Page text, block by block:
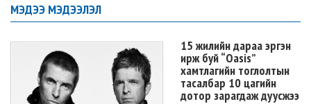
МЭДЭЭ МЭДЭЭЛЭЛ
15 жилийн дараа эргэн
ирж буй “Oasis”
хамтлагийн тоглолтын
тасалбар 10 цагийн
дотор зарагдаж дуусжээ